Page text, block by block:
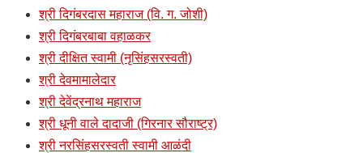
श्री दिगंबरदास महाराज (वि. ग. जोशी)
श्री दिगंबरबाबा वहाळकर
श्री दीक्षित स्वामी (नृसिंहसरस्वती)
श्री देवमामालेदार
श्री देवेंद्रनाथ महाराज
श्री धूनी वाले दादाजी (गिरनार सौराष्ट्र)
श्री नरसिंहसरस्वती स्वामी आळंदी